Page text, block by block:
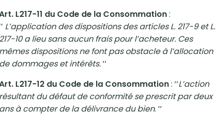
L217-11 du Code de la Consommation:
L’application des dispositions des articles L. 217-9 et L.
10 a lieu sans aucun frais pour l’acheteur. Ces
dispositions ne font pas obstacle à l’allocation
dommages et intérêts.’’
L217-12 du Code de la Consommation: ’’L’action
du défaut de conformité se prescrit par deux
à compter de la délivrance du bien. ’’